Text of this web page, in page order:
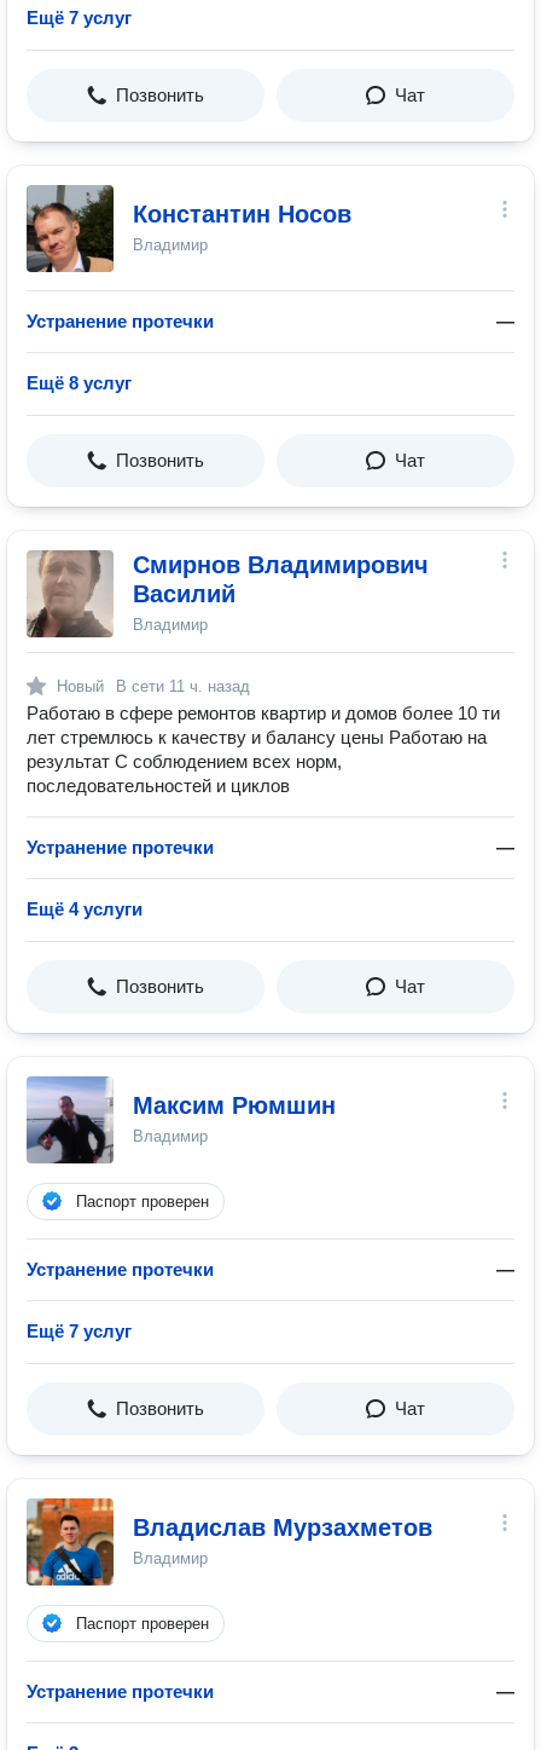
Ещё 7 услуг
Позвонить Чат
Константин Носов
Владимир
Устранение протечки —
Ещё 8 услуг
Позвонить Чат
Смирнов Владимирович
Василий
Владимир
Новый В сети 11 ч. назад
Работаю в сфере ремонтов квартир и домов более 10 ти
лет стремлюсь к качеству и балансу цены Работаю на
результат С соблюдением всех норм,
последовательностей и циклов
Устранение протечки —
Ещё 4 услуги
Позвонить Чат
Максим Рюмшин
Владимир
Паспорт проверен
Устранение протечки —
Ещё 7 услуг
Позвонить Чат
Владислав Мурзахметов
Владимир
Паспорт проверен
Устранение протечки —